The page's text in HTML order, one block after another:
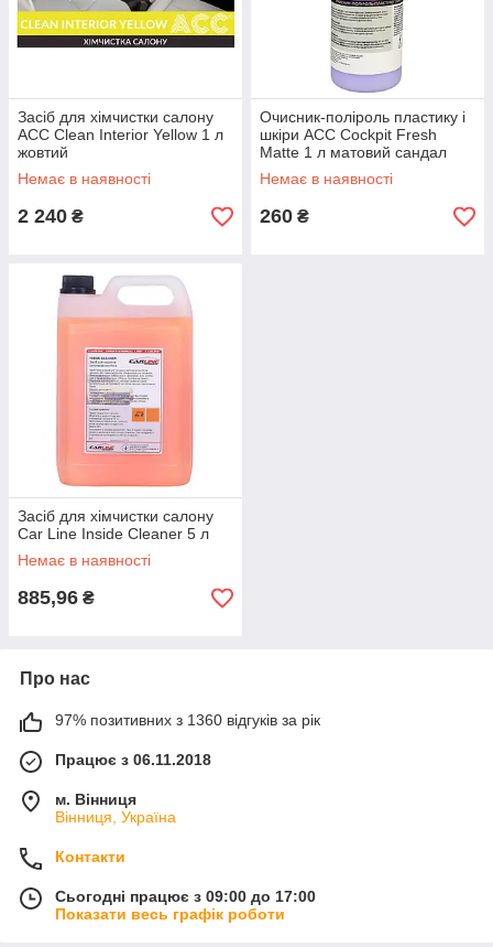
Засіб для хімчистки салону
ACC Clean Interior Yellow 1 л
жовтий
Немає в наявності
2 240 ₴
Очисник-поліроль пластику і
шкіри ACC Cockpit Fresh
Matte 1 л матовий сандал
Немає в наявності
260 ₴
Засіб для хімчистки салону
Car Line Inside Cleaner 5 л
Немає в наявності
885,96 ₴
Про нас
97% позитивних з 1360 відгуків за рік
Працює з 06.11.2018
м. Вінниця
Вінниця, Україна
Контакти
Сьогодні працює з 09:00 до 17:00
Показати весь графік роботи